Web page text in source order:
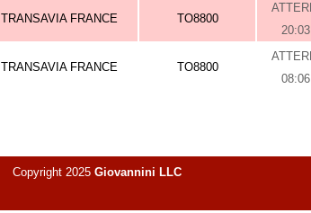
TRANSAVIA FRANCE TO8800
20:03
TRANSAVIA FRANCE TO8800
08:06
Copyright 2025 Giovannini LLC